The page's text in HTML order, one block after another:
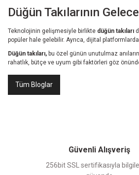
Düğün Takılarının
Teknolojinin gelişmesiyle birlikte düğün takıları
popüler hale gelebilir. Ayrıca, dijital
Düğün takıları, bu özel günün unutulmaz
rahatlık, bütçe ve uyum gibi faktörleri göz
Tüm Bloglar
Güvenli Alışveriş
256bit SSL sertifikasıyla